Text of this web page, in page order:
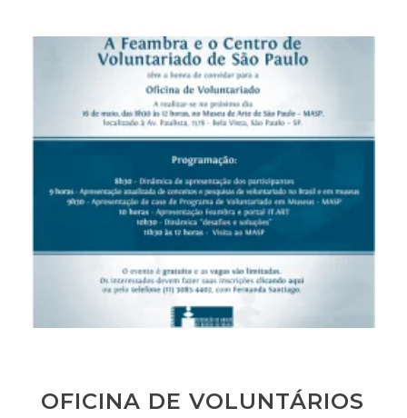
OFICINA DE VOLUNTÁRIOS